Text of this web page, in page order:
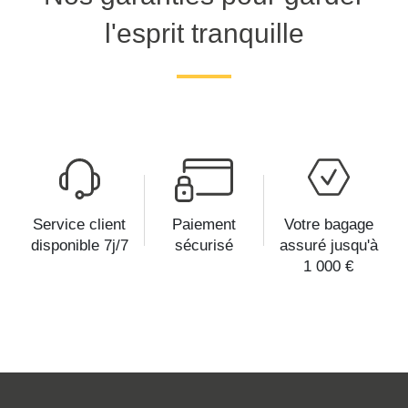
l'esprit tranquille
Service client
disponible 7j/7
Paiement
sécurisé
Votre bagage
assuré jusqu'à
1 000 €